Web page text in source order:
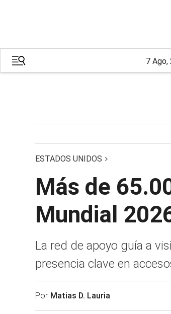
7 Ago,
ESTADOS UNIDOS
Más de
Mundial
La red de apoyo guía a
presencia clave en
Por Matias D. Lauria